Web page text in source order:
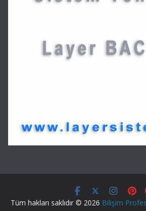
Tüm hakları saklıdır © 2026 Bilişim